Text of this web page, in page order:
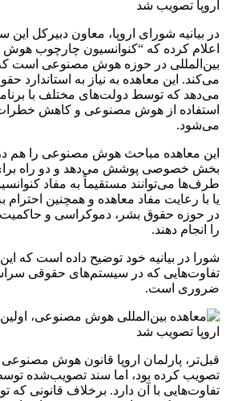
در بیانیه شورای اروپا، معاون دبیرکل این
اعلام کرده که “کنوانسیون چارچوب
بین‌المللی در حوزه هوش مصنوعی است
می‌کند. این معاهده به نیاز به استاندارد
می‌دهد که توسط دولت‌های مختلف با
استفاده از هوش مصنوعی و کاهش
می‌شود.
این معاهده مباحث هوش مصنوعی را هم
بخش خصوصی پوشش می‌دهد و دو راه
طرف‌ها می‌توانند مستقیماً به مفاد
یا با رعایت مفاد معاهده و همچنین احترام
در حوزه حقوق بشر، دموکراسی و حاکمیت
را انجام دهند.
شورا در بیانیه خود توضیح داده است که
تفاوت‌هایی که در سیستم‌های حقوقی
ضروری است.
تصویب کرده بود، اما سند تصویب‌شده
تفاوت‌هایی با آن دارد. برخلاف قانونی که